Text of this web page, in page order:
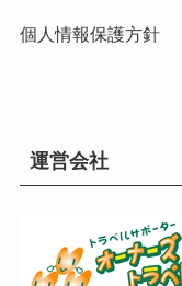
個人情報保護方針
運営会社